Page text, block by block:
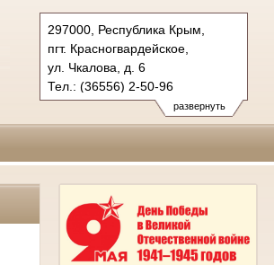
развернуть
297000, Республика Крым,
пгт. Красногвардейское,
ул. Чкалова, д. 6
Тел.: (36556) 2-50-96
krasnogvardeiskiy.krm@sudrf.ru